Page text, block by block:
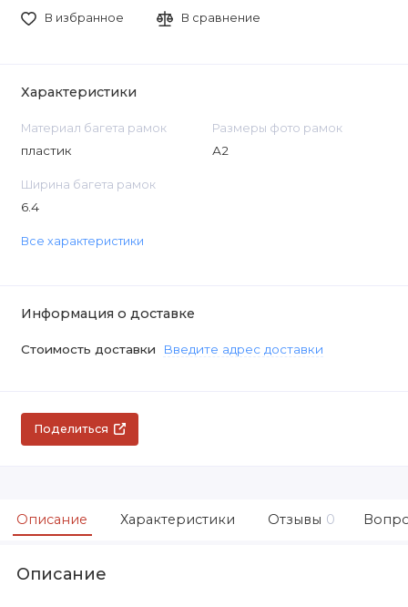
В избранное В сравнение
Характеристики
Материал багета рамок
пластик
Размеры фото рамок
А2
Ширина багета рамок
6.4
Все характеристики
Информация о доставке
Стоимость доставки Введите адрес доставки
Поделиться
Описание Характеристики Отзывы 0
Описание